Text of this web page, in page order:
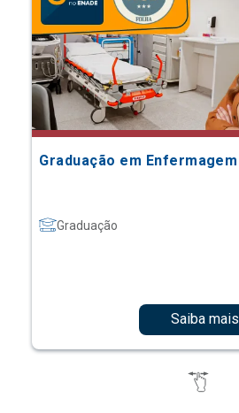
Graduação em Enfermagem
Graduação
Saiba mais